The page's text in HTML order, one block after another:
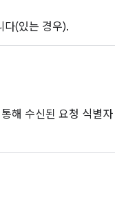
다(있는 경우).
해 수신된 요청 식별자